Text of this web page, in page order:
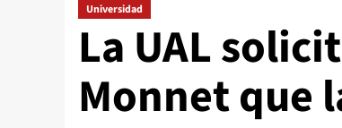
Universidad
La UAL
Monnet que